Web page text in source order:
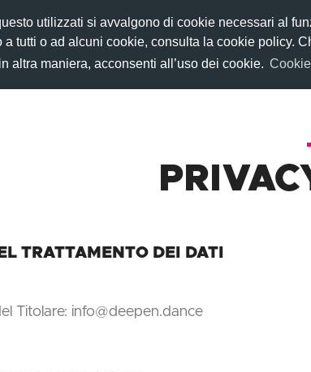
TRATTAMENTO DEI DATI
Titolare: info@deepen.dance
utilizzati si avvalgono di cookie necessari al
tutti o ad alcuni cookie, consulta la cookie policy.
altra maniera, acconsenti all’uso dei cookie.